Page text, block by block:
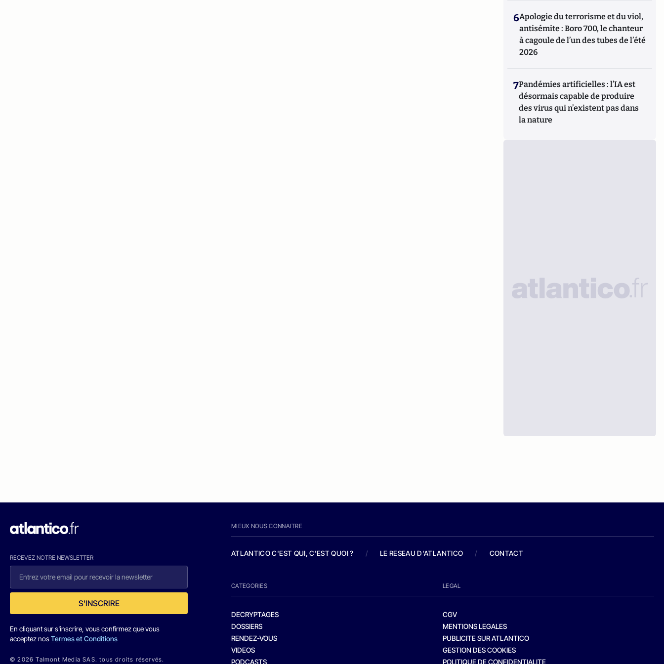
6Apologie du terrorisme et du viol,
antisémite : Boro 700, le chanteur
à cagoule de l’un des tubes de l’été
2026
7Pandémies artificielles : l’IA est
désormais capable de produire
des virus qui n’existent pas dans
la nature
RECEVEZ NOTRE NEWSLETTER
S'INSCRIRE
En cliquant sur s'inscrire, vous confirmez que vous
acceptez nosTermes et Conditions
© 2026 Talmont Media SAS. tous droits réservés.
MIEUX NOUS CONNAITRE
ATLANTICO C'EST QUI, C'EST QUOI ? / LE RESEAU D'ATLANTICO / CONTACT
CATEGORIES
DECRYPTAGES
DOSSIERS
RENDEZ-VOUS
VIDEOS
PODCASTS
LEGAL
CGV
MENTIONS LEGALES
PUBLICITE SUR ATLANTICO
GESTION DES COOKIES
POLITIQUE DE CONFIDENTIALITE